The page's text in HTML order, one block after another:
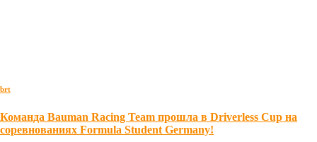
brt
Команда Bauman Racing Team прошла в Driverless Cup на
соревнованиях Formula Student Germany!